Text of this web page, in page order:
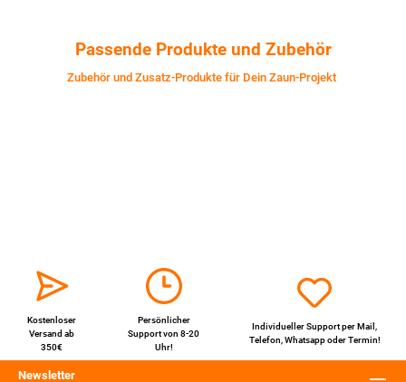
Passende Produkte und Zubehör
Zubehör und Zusatz-Produkte für Dein Zaun-Projekt
Kostenloser
Versand ab
350€
Persönlicher
Support von 8-20
Uhr!
Individueller Support perMail,
Telefon,WhatsappoderTermin!
Newsletter